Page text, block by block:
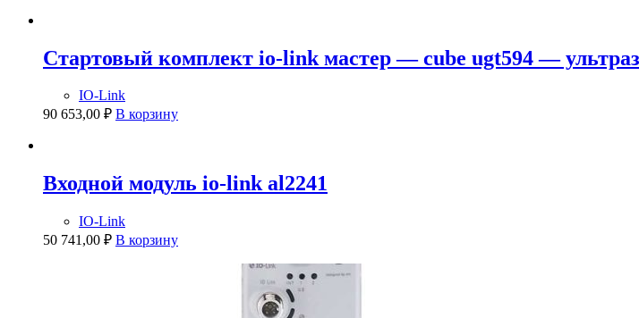
Стартовый комплект io-link мастер — cube ugt594 —
IO-Link
90 653,00 ₽ В корзину
Входной модуль io-link al2241
IO-Link
50 741,00 ₽ В корзину